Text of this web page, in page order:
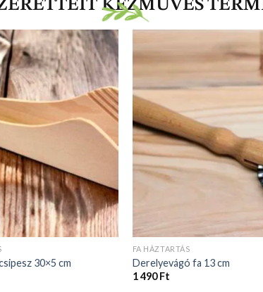
KÉZMŰVES
30×5 cm
FA HÁZTARTÁS
Derelyevágó fa 13 cm
1 490Ft